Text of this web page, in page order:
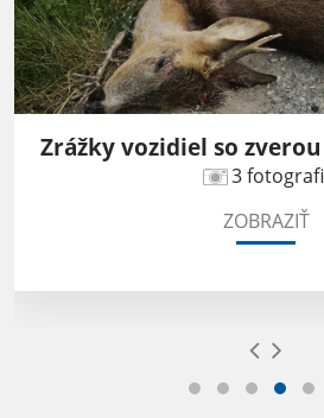
Zrážky vozidiel so
3
ZOBRAZIŤ